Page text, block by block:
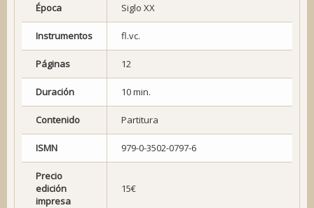
Época Siglo XX
Instrumentos fl.vc.
Páginas 12
Duración 10 min.
Contenido Partitura
ISMN 979-0-3502-0797-6
Precio
edición
impresa
15€